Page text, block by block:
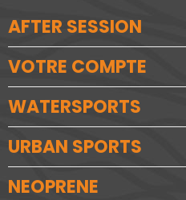
AFTER SESSION
VOTRE COMPTE
WATERSPORTS
URBAN SPORTS
NEOPRENE